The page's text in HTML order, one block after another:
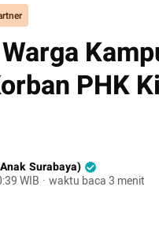
PHK
Surabaya)
WIB · waktu baca 3 menit